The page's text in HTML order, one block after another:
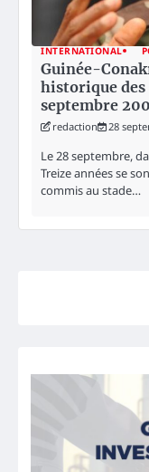
INTERNATIONAL
Guinée-
historique des
septembre
redaction 28
Le 28 septembre,
Treize années se
commis au stade…